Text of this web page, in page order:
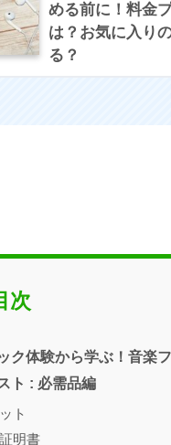
める前に！料金
は？お気に入り
る？
次
ク体験から学ぶ！音楽
ト : 必需品編
ト
明書